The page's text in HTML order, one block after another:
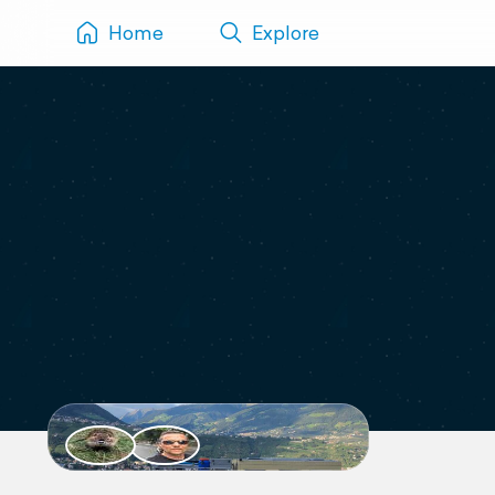
Home Explore